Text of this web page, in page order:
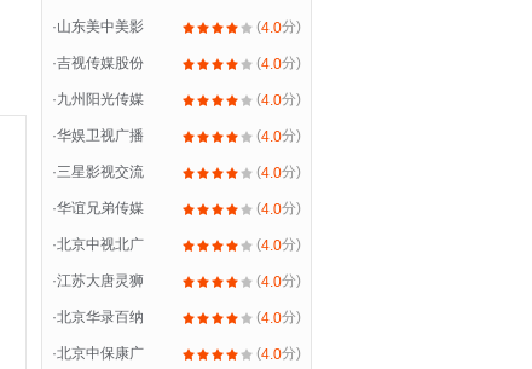
(4.0分)
·山东美中美影
(4.0分)
·吉视传媒股份
(4.0分)
·九州阳光传媒
(4.0分)
·华娱卫视广播
(4.0分)
·三星影视交流
(4.0分)
·华谊兄弟传媒
(4.0分)
·北京中视北广
(4.0分)
·江苏大唐灵狮
(4.0分)
·北京华录百纳
(4.0分)
·北京中保康广